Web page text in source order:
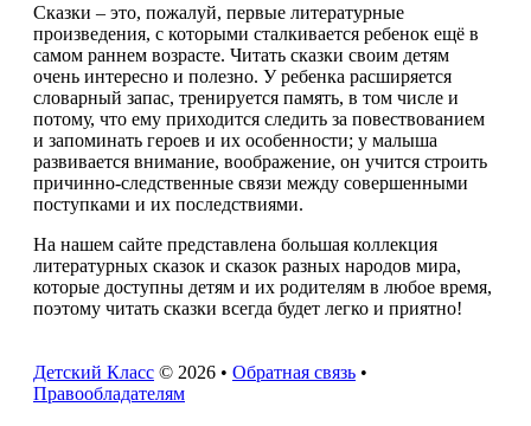
Сказки – это, пожалуй, первые литературные
произведения, с которыми сталкивается ребенок ещё в
самом раннем возрасте. Читать сказки своим детям
очень интересно и полезно. У ребенка расширяется
словарный запас, тренируется память, в том числе и
потому, что ему приходится следить за повествованием
и запоминать героев и их особенности; у малыша
развивается внимание, воображение, он учится строить
причинно-следственные связи между совершенными
поступками и их последствиями.
На нашем сайте представлена большая коллекция
литературных сказок и сказок разных народов мира,
которые доступны детям и их родителям в любое время,
поэтому читать сказки всегда будет легко и приятно!
Детский Класс © 2026 • Обратная связь •
Правообладателям